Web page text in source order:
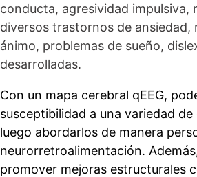
conducta, agresividad impulsiva,
diversos trastornos de ansiedad,
ánimo, problemas de sueño,
desarrolladas.
Con un mapa cerebral qEEG,
susceptibilidad a una variedad
luego abordarlos de manera
neurorretroalimentación.
promover mejoras estructurales